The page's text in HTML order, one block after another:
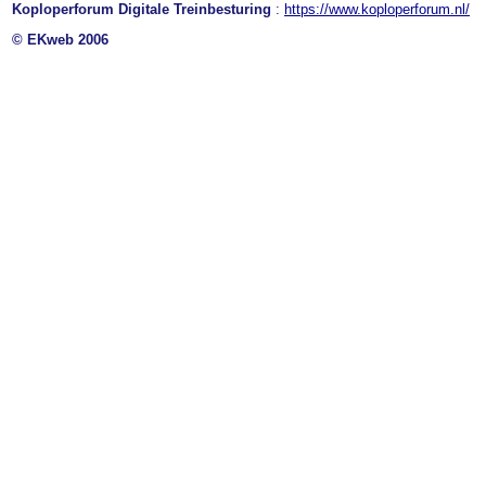
Koploperforum Digitale Treinbesturing : https://www.koploperforum.nl/
© EKweb 2006